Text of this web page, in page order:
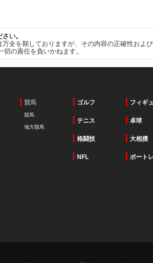
い。
全を期しておりますが、その内容の正確性およ
の責任を負いかねます。
競馬
競馬
地方競馬
ゴルフ フィギ
テニス 卓球
格闘技 大相撲
NFL ボート